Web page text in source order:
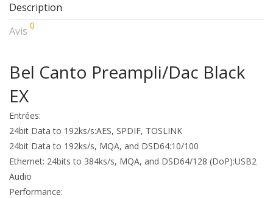
Description
Avis 0
Bel Canto Preampli/Dac Black
EX
Entrées:
24bit Data to 192ks/s:AES, SPDIF, TOSLINK
24bit Data to 192ks/s, MQA, and DSD64:10/100
Ethernet: 24bits to 384ks/s, MQA, and DSD64/128 (DoP):USB2
Audio
Performance: